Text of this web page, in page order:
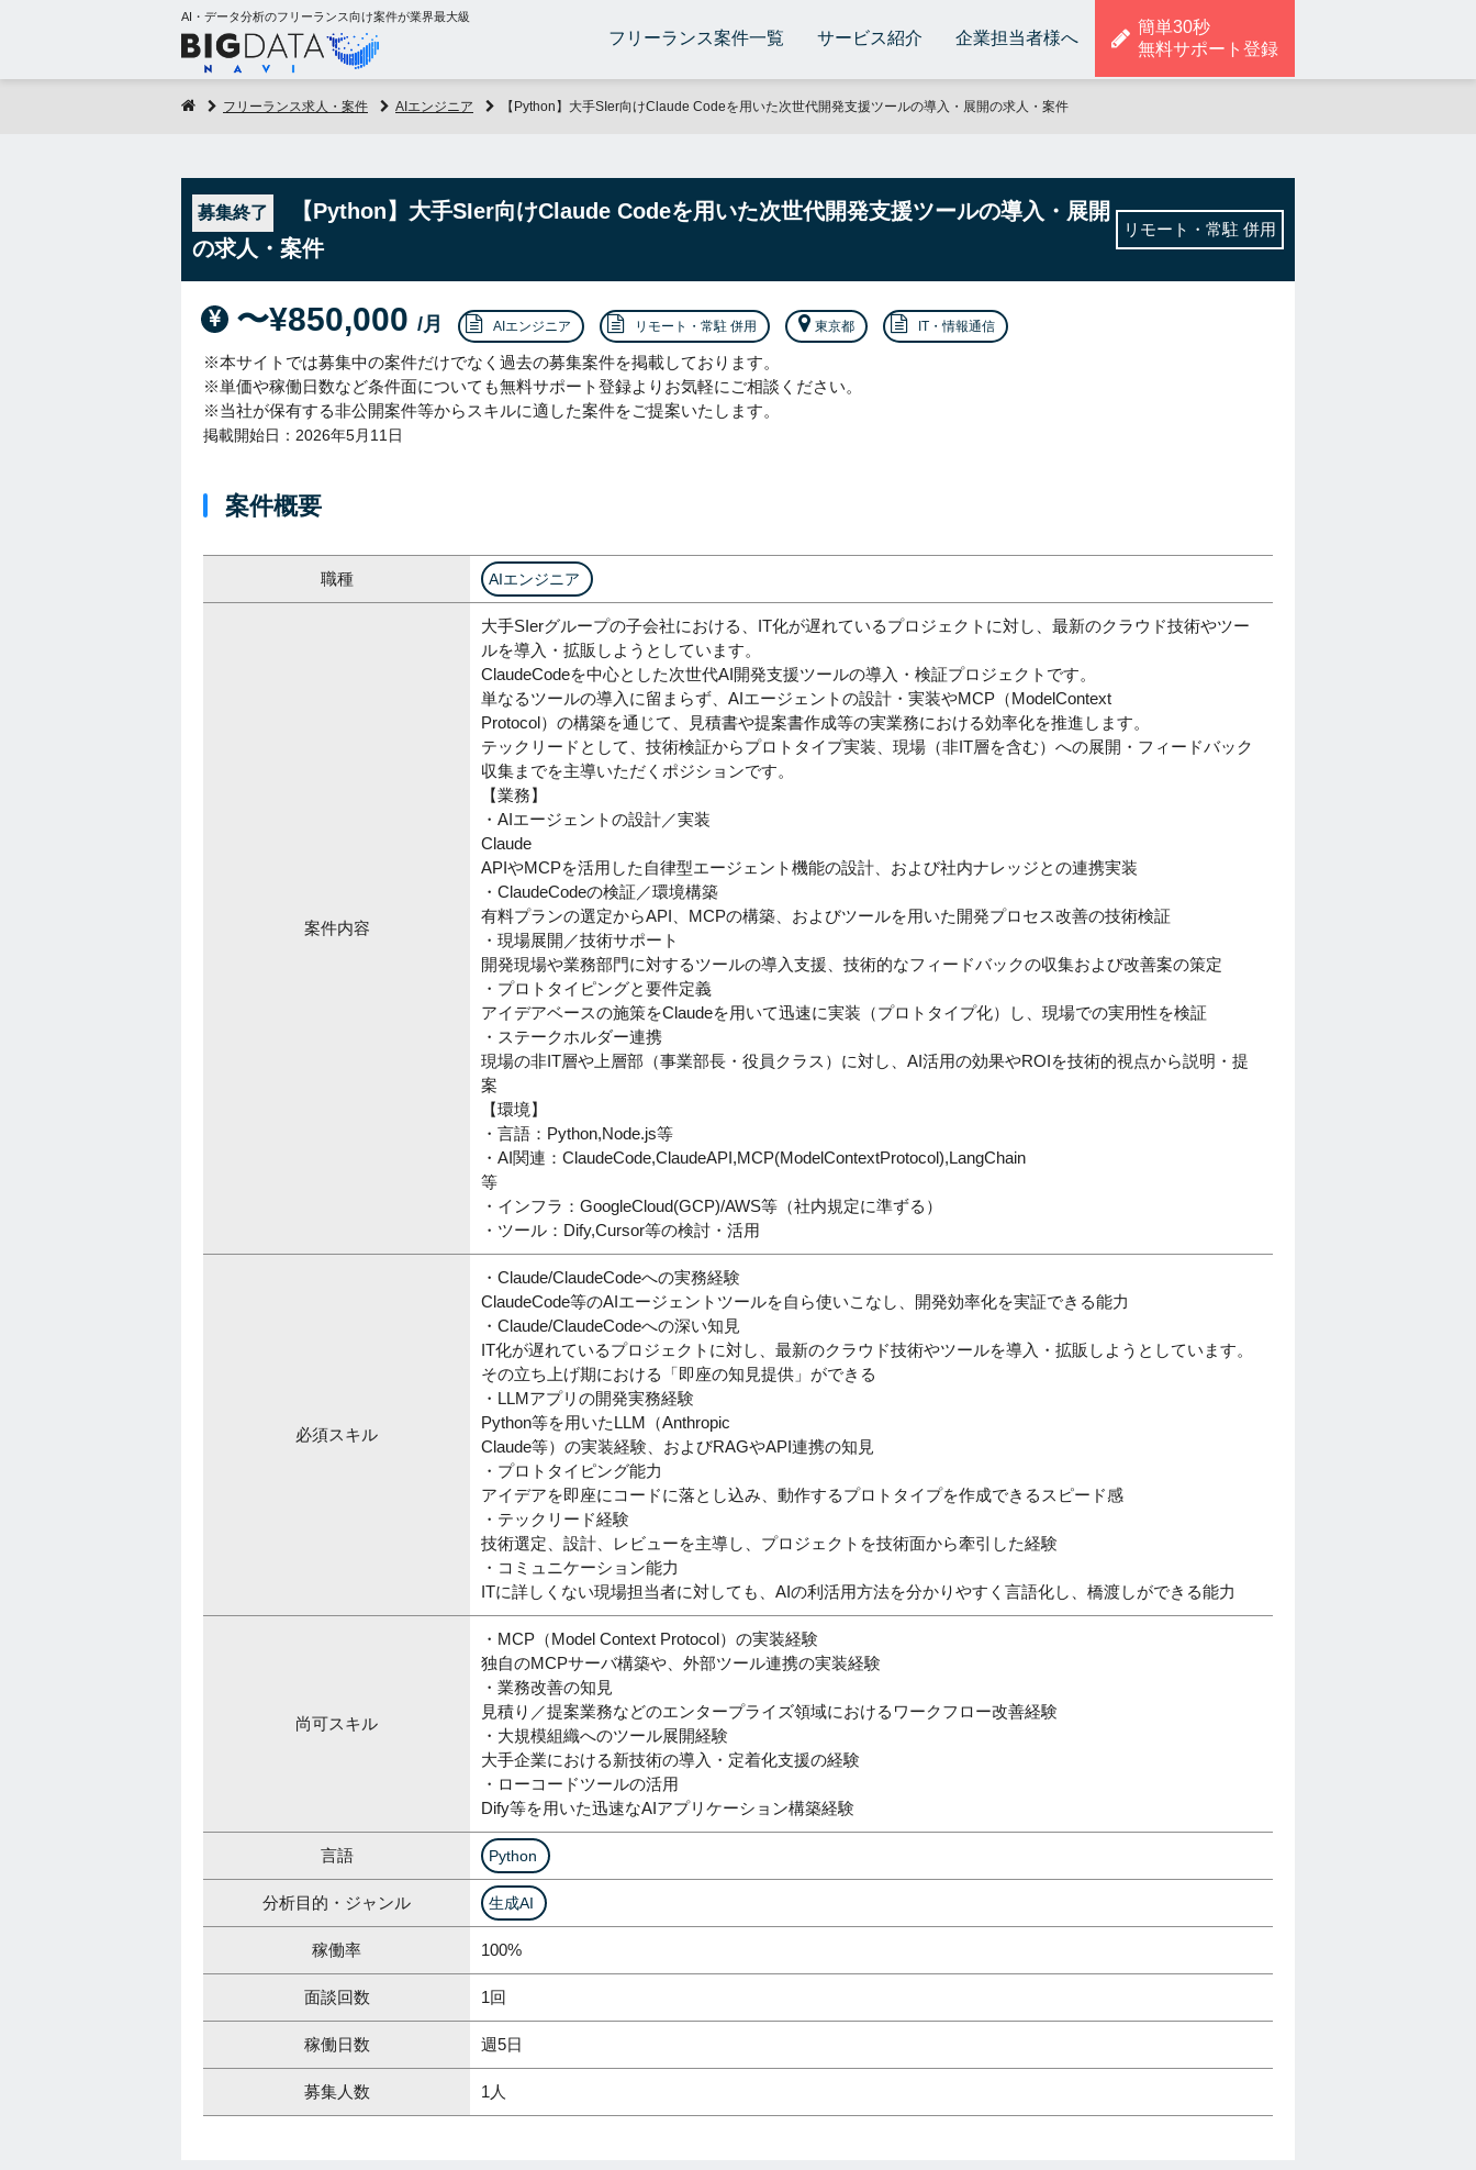
AI・データ分析のフリーランス向け案件が業界最大級
フリーランス案件一覧 サービス紹介 企業担当者様へ
簡単30秒
無料サポート登録
フリーランス求人・案件 AIエンジニア 【Python】大手SIer向けClaude Codeを用いた次世代開発支援ツールの導入・展開の求人・案件
募集終了
【Python】大手SIer向けClaude Codeを用いた次世代開発支援ツールの導入・展開
の求人・案件
リモート・常駐 併用
〜¥850,000 /月 AIエンジニア リモート・常駐 併用 東京都 IT・情報通信
※本サイトでは募集中の案件だけでなく過去の募集案件を掲載しております。
※単価や稼働日数など条件面についても無料サポート登録よりお気軽にご相談ください。
※当社が保有する非公開案件等からスキルに適した案件をご提案いたします。
掲載開始日：2026年5月11日
案件概要
職種 AIエンジニア
案件内容
大手SIerグループの子会社における、IT化が遅れているプロジェクトに対し、最新のクラウド技術やツー
ルを導入・拡販しようとしています。
ClaudeCodeを中心とした次世代AI開発支援ツールの導入・検証プロジェクトです。
単なるツールの導入に留まらず、AIエージェントの設計・実装やMCP（ModelContext
Protocol）の構築を通じて、見積書や提案書作成等の実業務における効率化を推進します。
テックリードとして、技術検証からプロトタイプ実装、現場（非IT層を含む）への展開・フィードバック
収集までを主導いただくポジションです。
【業務】
・AIエージェントの設計／実装
Claude
APIやMCPを活用した自律型エージェント機能の設計、および社内ナレッジとの連携実装
・ClaudeCodeの検証／環境構築
有料プランの選定からAPI、MCPの構築、およびツールを用いた開発プロセス改善の技術検証
・現場展開／技術サポート
開発現場や業務部門に対するツールの導入支援、技術的なフィードバックの収集および改善案の策定
・プロトタイピングと要件定義
アイデアベースの施策をClaudeを用いて迅速に実装（プロトタイプ化）し、現場での実用性を検証
・ステークホルダー連携
現場の非IT層や上層部（事業部長・役員クラス）に対し、AI活用の効果やROIを技術的視点から説明・提
案
【環境】
・言語：Python,Node.js等
・AI関連：ClaudeCode,ClaudeAPI,MCP(ModelContextProtocol),LangChain
等
・インフラ：GoogleCloud(GCP)/AWS等（社内規定に準ずる）
・ツール：Dify,Cursor等の検討・活用
必須スキル
・Claude/ClaudeCodeへの実務経験
ClaudeCode等のAIエージェントツールを自ら使いこなし、開発効率化を実証できる能力
・Claude/ClaudeCodeへの深い知見
IT化が遅れているプロジェクトに対し、最新のクラウド技術やツールを導入・拡販しようとしています。
その立ち上げ期における「即座の知見提供」ができる
・LLMアプリの開発実務経験
Python等を用いたLLM（Anthropic
Claude等）の実装経験、およびRAGやAPI連携の知見
・プロトタイピング能力
アイデアを即座にコードに落とし込み、動作するプロトタイプを作成できるスピード感
・テックリード経験
技術選定、設計、レビューを主導し、プロジェクトを技術面から牽引した経験
・コミュニケーション能力
ITに詳しくない現場担当者に対しても、AIの利活用方法を分かりやすく言語化し、橋渡しができる能力
尚可スキル
・MCP（Model Context Protocol）の実装経験
独自のMCPサーバ構築や、外部ツール連携の実装経験
・業務改善の知見
見積り／提案業務などのエンタープライズ領域におけるワークフロー改善経験
・大規模組織へのツール展開経験
大手企業における新技術の導入・定着化支援の経験
・ローコードツールの活用
Dify等を用いた迅速なAIアプリケーション構築経験
言語 Python
分析目的・ジャンル 生成AI
稼働率 100%
面談回数 1回
稼働日数 週5日
募集人数 1人